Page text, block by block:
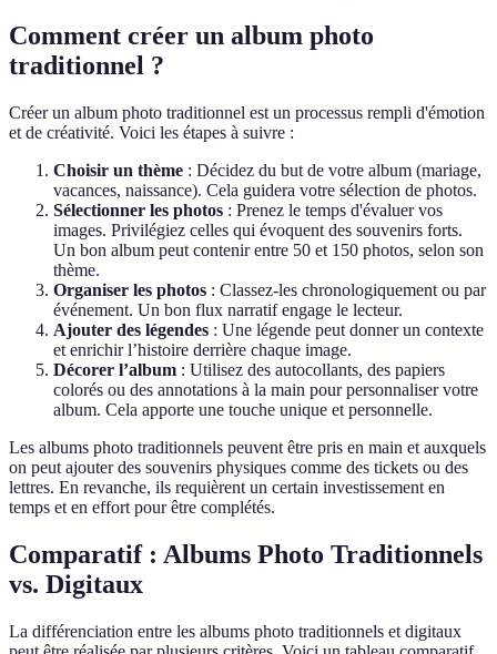
Comment créer un album photo
traditionnel ?
Créer un album photo traditionnel est un processus rempli d'émotion
et de créativité. Voici les étapes à suivre :
Choisir un thème : Décidez du but de votre album (mariage,
vacances, naissance). Cela guidera votre sélection de photos.
Sélectionner les photos : Prenez le temps d'évaluer vos
images. Privilégiez celles qui évoquent des souvenirs forts.
Un bon album peut contenir entre 50 et 150 photos, selon son
thème.
Organiser les photos : Classez-les chronologiquement ou par
événement. Un bon flux narratif engage le lecteur.
Ajouter des légendes : Une légende peut donner un contexte
et enrichir l’histoire derrière chaque image.
Décorer l’album : Utilisez des autocollants, des papiers
colorés ou des annotations à la main pour personnaliser votre
album. Cela apporte une touche unique et personnelle.
Les albums photo traditionnels peuvent être pris en main et auxquels
on peut ajouter des souvenirs physiques comme des tickets ou des
lettres. En revanche, ils requièrent un certain investissement en
temps et en effort pour être complétés.
Comparatif : Albums Photo Traditionnels
vs. Digitaux
La différenciation entre les albums photo traditionnels et digitaux